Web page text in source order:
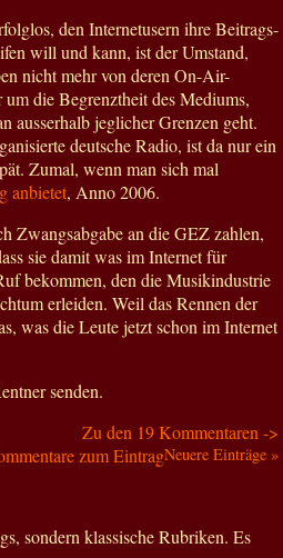
den Internetusern ihre Beitrags-
will und kann, ist der Umstand,
nicht mehr von deren On-Air-
die Begrenztheit des Mediums,
ausserhalb jeglicher Grenzen geht.
deutsche Radio, ist da nur ein
Zumal, wenn man sich mal
anbietet, Anno 2006.
Zwangsabgabe an die GEZ zahlen,
sie damit was im Internet für
bekommen, den die Musikindustrie
erleiden. Weil das Rennen der
was die Leute jetzt schon im Internet
senden.
Zu den 19 Kommentaren ->
Neuere Einträge »
zum Eintrag
sondern klassische Rubriken. Es